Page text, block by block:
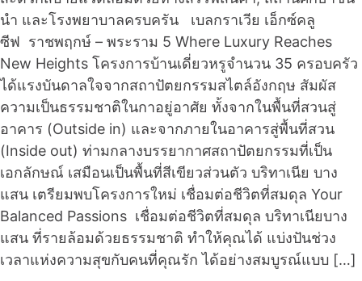
นำ และโรงพยาบาลครบครัน เบลกราเวีย เอ็กซ์คลู
ซีฟ ราชพฤกษ์ – พระราม 5 Where Luxury Reaches
New Heights โครงการบ้านเดี่ยวหรูจำนวน 35 ครอบครัว
ได้แรงบันดาลใจจากสถาปัตยกรรมสไตล์อังกฤษ สัมผัส
ความเป็นธรรมชาติในกาอยู่อาศัย ทั้งจากในพื้นที่สวนสู่
อาคาร (Outside in) และจากภายในอาคารสู่พื้นที่สวน
(Inside out) ท่ามกลางบรรยากาศสถาปัตยกรรมที่เป็น
เอกลักษณ์ เสมือนเป็นพื้นที่สีเขียวส่วนตัว บริทาเนีย บาง
แสน เตรียมพบโครงการใหม่ เชื่อมต่อชีวิตที่สมดุล Your
Balanced Passions เชื่อมต่อชีวิตที่สมดุล บริทาเนียบาง
แสน ที่รายล้อมด้วยธรรมชาติ ทำให้คุณได้ แบ่งปันช่วง
เวลาแห่งความสุขกับคนที่คุณรัก ได้อย่างสมบูรณ์แบบ […]